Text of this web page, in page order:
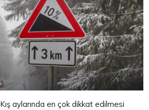
Kış aylarında en çok dikkat edilmesi